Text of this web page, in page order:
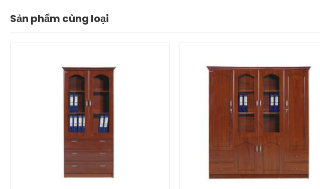
Sản phẩm cùng loại